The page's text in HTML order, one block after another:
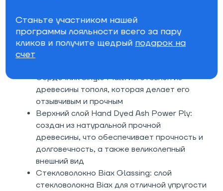
Геометрия Directional Twin: полностью
симметричная доска со смещенными к
хвосту закладными, отлично подойдет как
Сердечник Single Malt: изготовлен из
древесины тополя, которая делает его
отзывчивым и прочным
Верхний слой Hand Dyed Ash Power Ply:
создан из натуральной прочной
древесины, что обеспечивает прочность и
долговечность, а также великолепный
внешний вид
Стекловолокно Biax Glassing: слой
стекловолокна Biax для отличной упругости
Станьте участником нашей
программы лояльности всего за пару
кликов и получите щедрый подарок на
счет